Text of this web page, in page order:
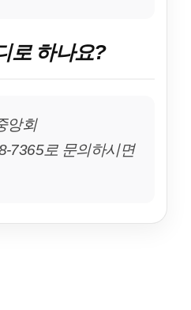
로 하나요?
앙회
7365로 문의하시면